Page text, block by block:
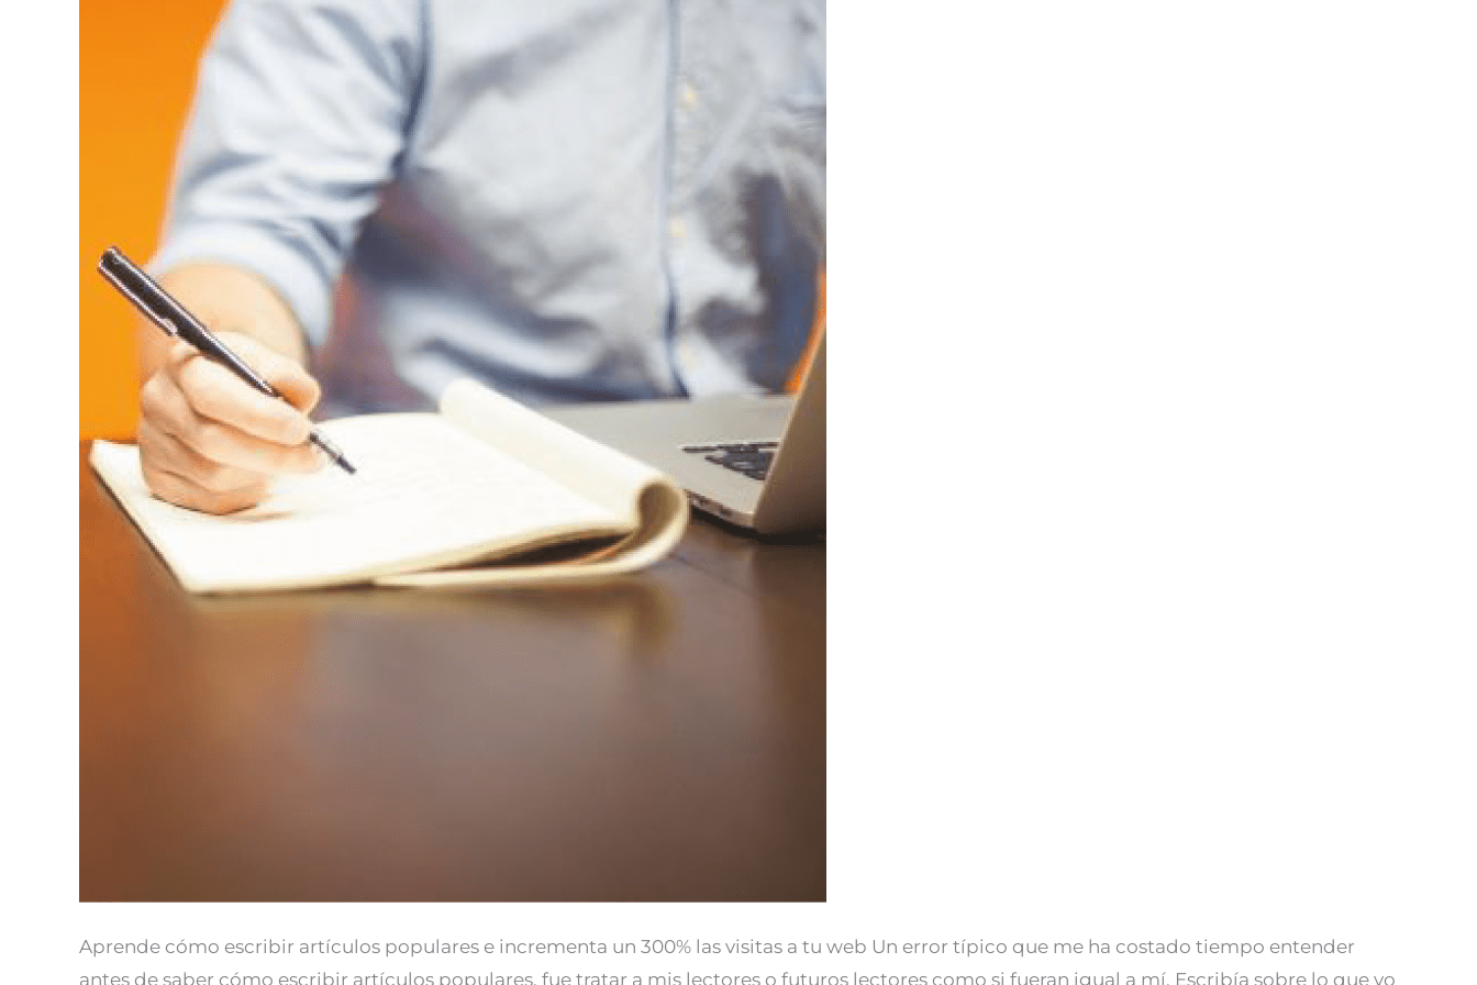
Aprende cómo escribir artículos populares e incrementa un 300% las visitas a tu web Un error típico que me ha costado tiempo entender
antes de saber cómo escribir artículos populares, fue tratar a mis lectores o futuros lectores como si fueran igual a mí. Escribía sobre lo que yo
populares